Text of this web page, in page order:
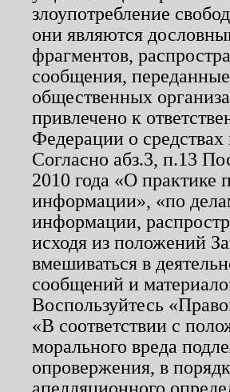
злоупотребление
они являются
фрагментов,
сообщения,
общественных
привлечено к
Федерации о
Согласно абз.3, п.13
2010 года «О практике
информации», «по
информации,
исходя из положений
вмешиваться в
сообщений и
Воспользуйтесь
«В соответствии с
морального вреда
опровержения, в
апелляционного